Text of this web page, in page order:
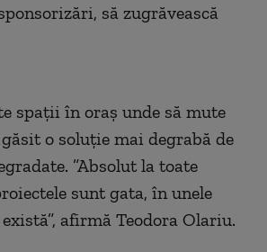
să zugrăvească
spaţii în oraş unde să mute
o soluţie mai degrabă de
”Absolut la toate
sunt gata, în unele
afirmă Teodora Olariu.